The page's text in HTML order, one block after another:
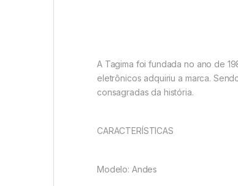
A Tagima foi fundada no ano de
eletrônicos adquiriu a marca.
consagradas da história.
CARACTERÍSTICAS
Modelo: Andes